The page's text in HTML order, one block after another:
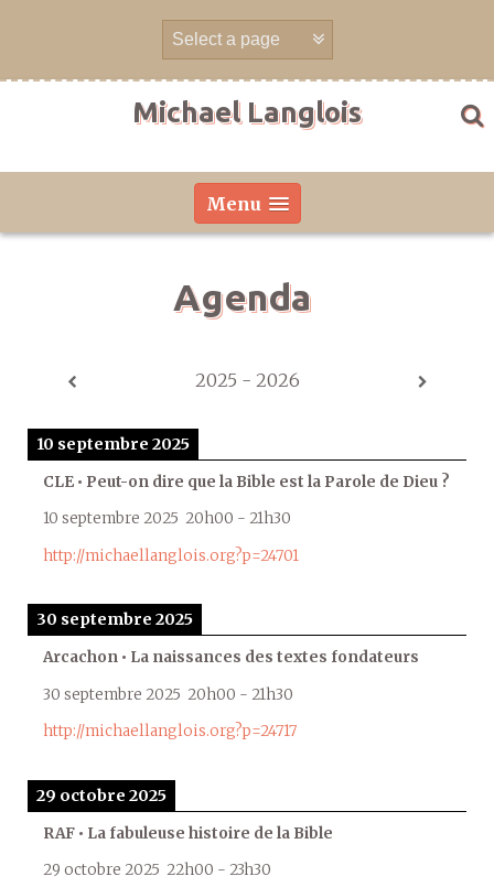
Michael Langlois
Menu
Agenda
2025 - 2026
10 septembre 2025
CLE • Peut-on dire que la Bible est la Parole de Dieu ?
10 septembre 2025 20h00 - 21h30
http://michaellanglois.org?p=24701
30 septembre 2025
Arcachon • La naissances des textes fondateurs
30 septembre 2025 20h00 - 21h30
http://michaellanglois.org?p=24717
29 octobre 2025
RAF • La fabuleuse histoire de la Bible
29 octobre 2025 22h00 - 23h30